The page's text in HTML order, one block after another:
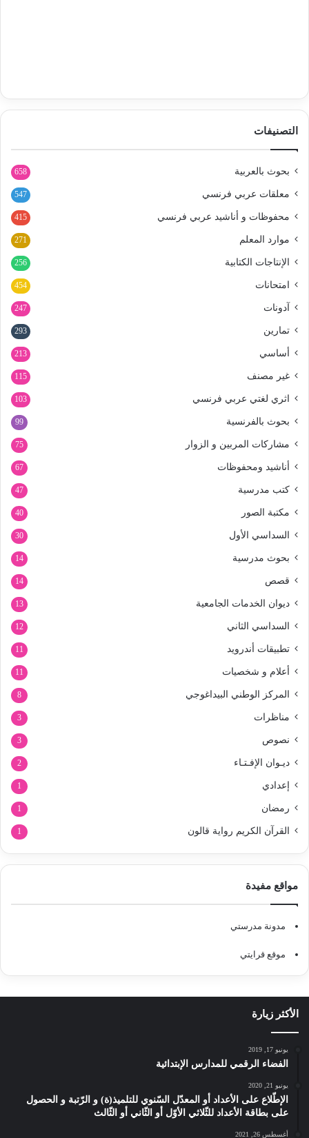
التصنيفات
بحوث بالعربية 658
معلقات عربي فرنسي 547
محفوظات و أناشيد عربي فرنسي 415
موارد المعلم 271
الإنتاجات الكتابية 256
امتحانات 454
آدونات 247
تمارين 293
أساسي 213
غير مصنف 115
اثري لغتي عربي فرنسي 103
بحوث بالفرنسية 99
مشاركات المربين و الزوار 75
أناشيد ومحفوظات 67
كتب مدرسية 47
مكتبة الصور 40
السداسي الأول 30
بحوث مدرسية 14
قصص 14
ديوان الخدمات الجامعية 13
السداسي الثاني 12
تطبيقات أندرويد 11
أعلام و شخصيات 11
المركز الوطني البيداغوجي 8
مناظرات 3
نصوص 3
ديـوان الإفـتـاء 2
إعدادي 1
رمضان 1
القرآن الكريم رواية قالون 1
مواقع مفيدة
مدونة مدرستي
موقع قرايتي
الأكثر زيارة
يونيو 17, 2019
الفضاء الرقمي للمدارس الإبتدائية
يونيو 21, 2020
الإطّلاع على الأعداد أو المعدّل السّنوي للتلميذ(ة) و الرّتبة و الحصول
على بطاقة الأعداد للثّلاثي الأوّل أو الثّاني أو الثّالث
أغسطس 26, 2021